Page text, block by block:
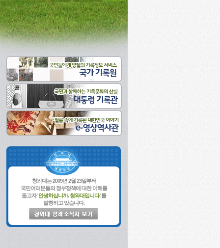
청와대는 2009년 2월 23일부터
국민여러분들의 정부정책에 대한 이해를
돕고자'안녕하십니까. 청와대입니다.'를
발행하고 있습니다.